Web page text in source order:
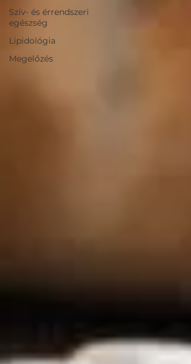
Szív- és érrendszeri
egészség
Lipidológia
Megelőzés